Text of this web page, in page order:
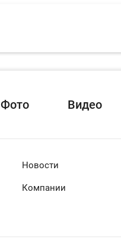
Фото Видео
Новости
Компании